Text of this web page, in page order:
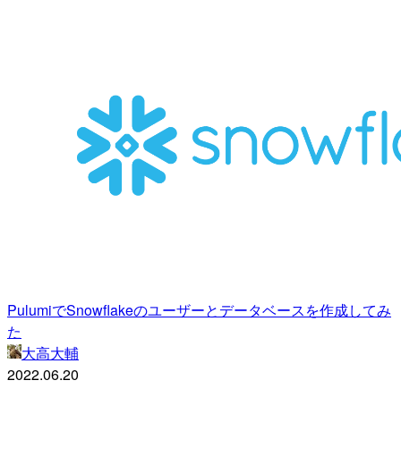
PulumiでSnowflakeのユーザーとデータベースを作成してみ
た
大高大輔
2022.06.20